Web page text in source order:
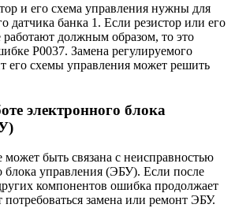
и его схема управления нужны для
датчика банка 1. Если резистор или его
работают должным образом, то это
P0037. Замена регулируемого
его схемы управления может решить
электронного блока
быть связана с неисправностью
блока управления (ЭБУ). Если после
компонентов ошибка продолжает
потребоваться замена или ремонт ЭБУ.